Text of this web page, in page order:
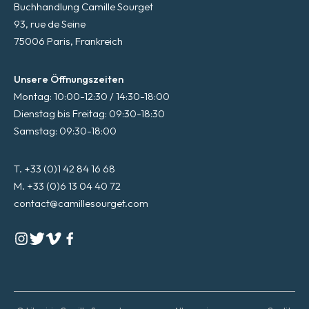
Buchhandlung Camille Sourget
93, rue de Seine
75006 Paris, Frankreich
Unsere Öffnungszeiten
Montag: 10:00-12:30 / 14:30-18:00
Dienstag bis Freitag: 09:30-18:30
Samstag: 09:30-18:00
T. +33 (0)1 42 84 16 68
M. +33 (0)6 13 04 40 72
contact@camillesourget.com